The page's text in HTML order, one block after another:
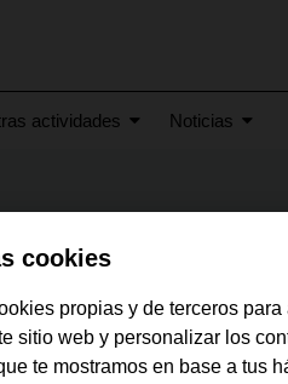
actividades Noticias
cookies
propias y de terceros
sitio web y personalizar los
te mostramos en base a tus